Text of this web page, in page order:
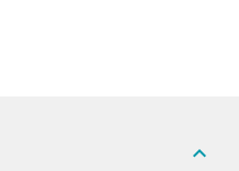
expand_less